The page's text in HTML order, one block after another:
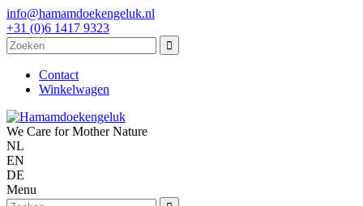
info@hamamdoekengeluk.nl
+31 (0)6 1417 9323
Contact
Winkelwagen
We Care for Mother Nature
NL
EN
DE
Menu